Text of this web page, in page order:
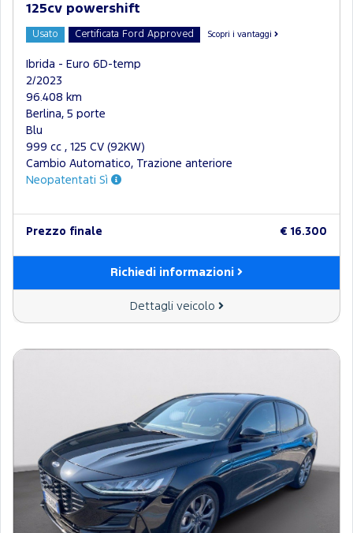
125cv powershift
Usato Certificata Ford Approved Scopri i vantaggi
Ibrida - Euro 6D-temp
2/2023
96.408 km
Berlina, 5 porte
Blu
999 cc , 125 CV (92KW)
Cambio Automatico, Trazione anteriore
Neopatentati Sì
Prezzo finale € 16.300
Richiedi informazioni
Dettagli veicolo